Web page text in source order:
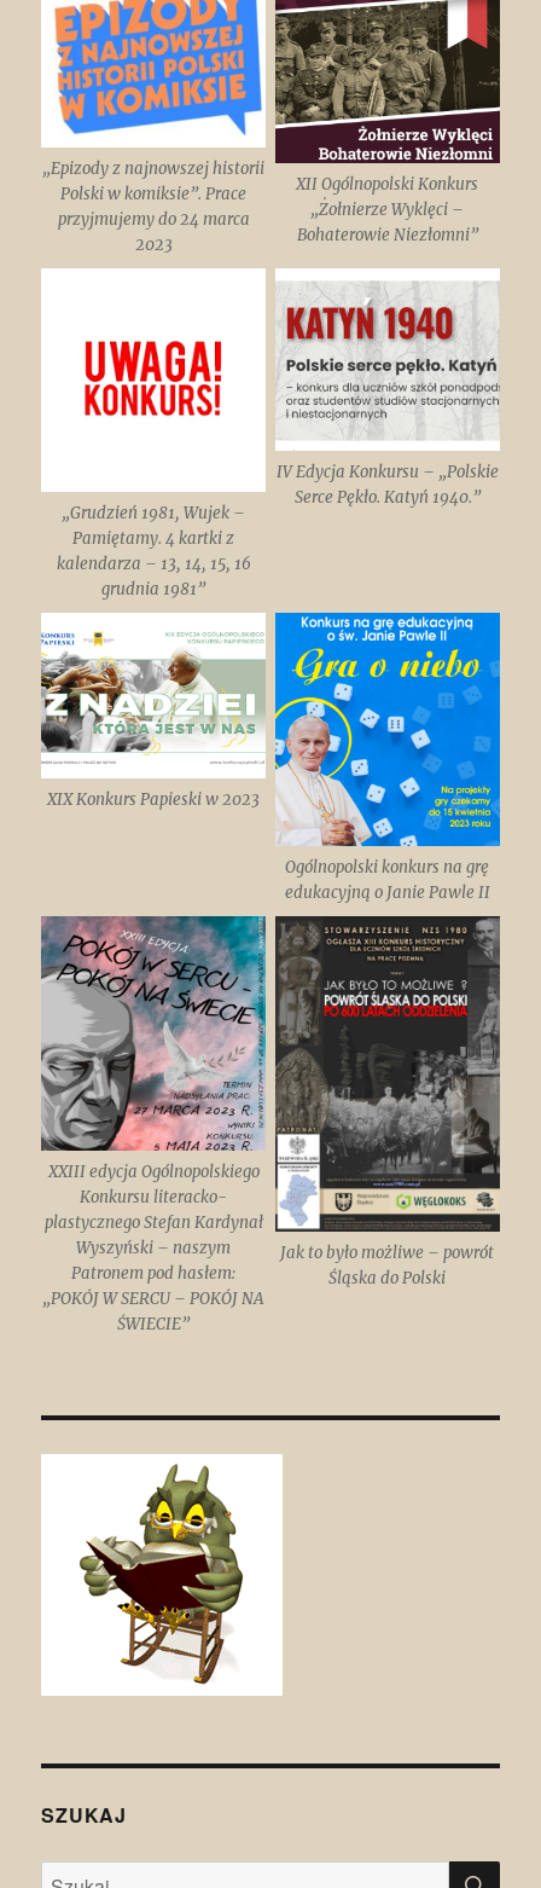
„Epizody z najnowszej historii
Polski w komiksie”. Prace
przyjmujemy do 24 marca
2023
XII Ogólnopolski Konkurs
„Żołnierze Wyklęci –
Bohaterowie Niezłomni”
„Grudzień 1981, Wujek –
Pamiętamy. 4 kartki z
kalendarza – 13, 14, 15, 16
grudnia 1981”
IV Edycja Konkursu – „Polskie
Serce Pękło. Katyń 1940.”
XIX Konkurs Papieski w 2023
Ogólnopolski konkurs na grę
edukacyjną o Janie Pawle II
XXIII edycja Ogólnopolskiego
Konkursu literacko-
plastycznego Stefan Kardynał
Wyszyński – naszym
Patronem pod hasłem:
„POKÓJ W SERCU – POKÓJ NA
ŚWIECIE”
Jak to było możliwe – powrót
Śląska do Polski
SZUKAJ
Szukaj: